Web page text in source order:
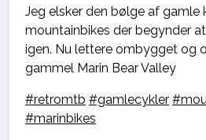
Jeg elsker den bølge af gamle
mountainbikes der begynder
igen. Nu lettere ombygget og
gammel Marin Bear Valley
#retromtb #gamlecykler
#marinbikes